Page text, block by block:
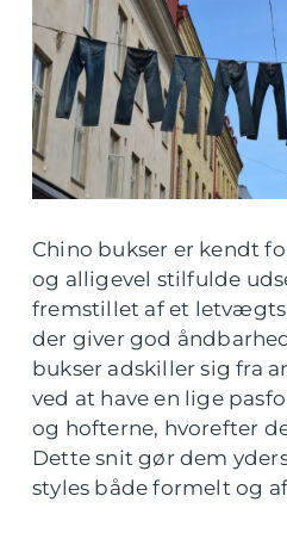
Chino bukser er kendt
og alligevel stilfulde
fremstillet af et
der giver god
bukser adskiller sig fra
ved at have en lige
og hofterne, hvorefter
Dette snit gør dem
styles både formelt og